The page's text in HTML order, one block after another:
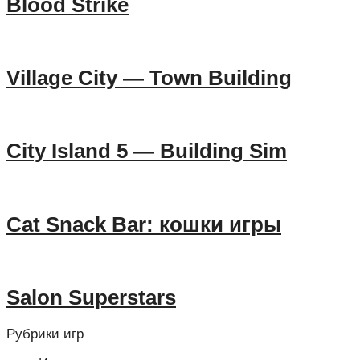
Blood Strike
Village City — Town Building
City Island 5 — Building Sim
Cat Snack Bar: кошки игры
Salon Superstars
Рубрики игр